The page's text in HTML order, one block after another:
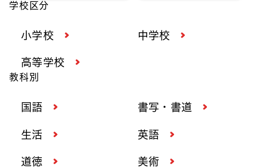
学校区分
小学校 中学校
高等学校
教科別
国語 書写・書道
生活 英語
道徳 美術